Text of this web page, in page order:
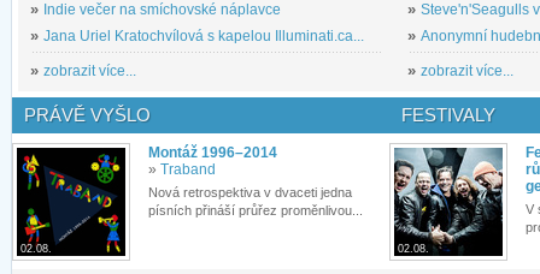
» Indie večer na smíchovské náplavce
» Jana Uriel Kratochvílová s kapelou Illuminati.ca...
» zobrazit více...
» Steve'n'Seagulls
» Anonymní
» zobrazit více...
PRÁVĚ VYŠLO
02.08.
Montáž 1996–2014
» Traband
Nová retrospektiva v dvaceti jedna
písních přináší průřez proměnlivou...
FESTIVALY
02.08.
V